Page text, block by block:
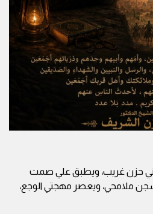
حزن غريب، ويطبق علي صمت
ملامحي، ويعصر مهجتي الوجع،